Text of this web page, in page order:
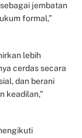
jembatan
formal,”
lebih
cerdas secara
dan berani
keadilan,”